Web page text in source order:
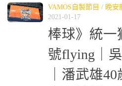
VAMOS自製節目 / 晚安
2021-01-17
棒球》統一
號flying｜
｜潘武雄